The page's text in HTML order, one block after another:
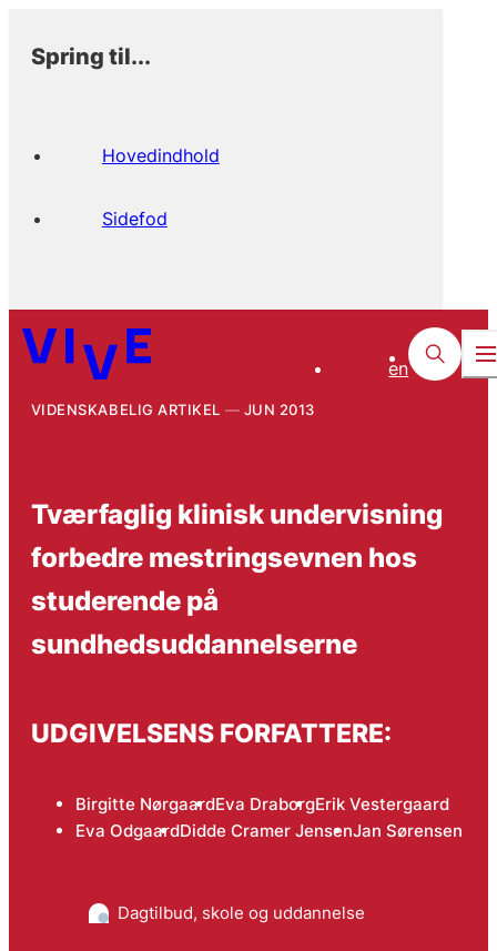
Spring til...
Hovedindhold
Sidefod
en
VIDENSKABELIG ARTIKEL JUN 2013
Tværfaglig klinisk undervisning
forbedre mestringsevnen hos
studerende på
sundhedsuddannelserne
UDGIVELSENS FORFATTERE:
Birgitte NørgaardEva DraborgErik Vestergaard
Eva OdgaardDidde Cramer JensenJan Sørensen
Dagtilbud, skole og uddannelse